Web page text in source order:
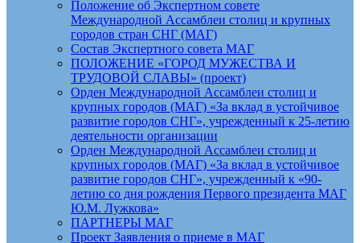
Положение об Экспертном совете
Международной Ассамблеи столиц и крупных
городов стран СНГ (МАГ)
Состав Экспертного совета МАГ
ПОЛОЖЕНИЕ «ГОРОД МУЖЕСТВА И
ТРУДОВОЙ СЛАВЫ» (проект)
Орден Международной Ассамблеи столиц и
крупных городов (МАГ) «За вклад в устойчивое
развитие городов СНГ», учрежденный к 25-летию
деятельности организации
Орден Международной Ассамблеи столиц и
крупных городов (МАГ) «За вклад в устойчивое
развитие городов СНГ», учрежденный к «90-
летию со дня рождения Первого президента МАГ
Ю.М. Лужкова»
ПАРТНЕРЫ МАГ
Проект Заявления о приеме в МАГ